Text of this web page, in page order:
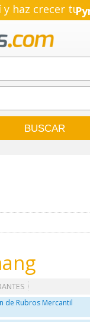
y haz crecer tu
de Rubros Mercantil